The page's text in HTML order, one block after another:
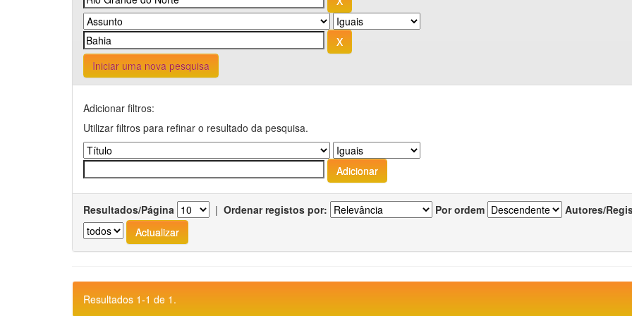
Iniciar uma nova pesquisa
Adicionar filtros:
Utilizar filtros para refinar o resultado da pesquisa.
Resultados/Página | Ordenar registos por: Por ordem Autores/
Resultados 1-1 de 1.